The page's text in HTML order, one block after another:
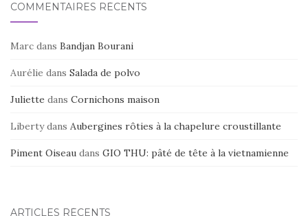
COMMENTAIRES RÉCENTS
Marc dans Bandjan Bourani
Aurélie dans Salada de polvo
Juliette dans Cornichons maison
Libertydans Aubergines rôties à la chapelure croustillante
Piment Oiseau dans GIO THU: pâté de tête à la vietnamienne
ARTICLES RÉCENTS